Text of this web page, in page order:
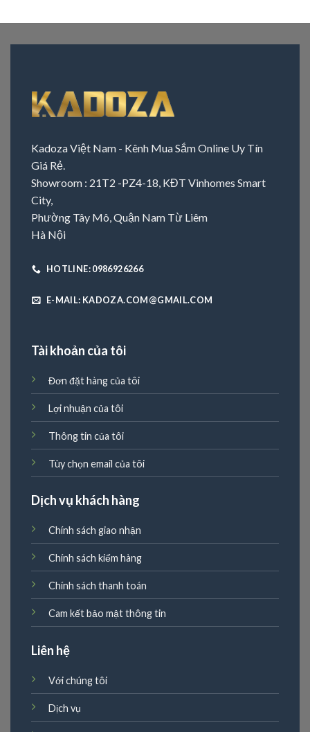
Kadoza Việt Nam - Kênh Mua Sắm Online Uy Tín
Giá Rẻ.
Showroom : 21T2 -PZ4-18, KĐT Vinhomes Smart
City,
Phường Tây Mô, Quận Nam Từ Liêm
Hà Nội
HOTLINE: 0986926266
E-MAIL: KADOZA.COM@GMAIL.COM
Tài khoản của tôi
Đơn đặt hàng của tôi
Lợi nhuận của tôi
Thông tin của tôi
Tùy chọn email của tôi
Dịch vụ khách hàng
Chính sách giao nhận
Chính sách kiểm hàng
Chính sách thanh toán
Cam kết bảo mật thông tin
Liên hệ
Với chúng tôi
Dịch vụ